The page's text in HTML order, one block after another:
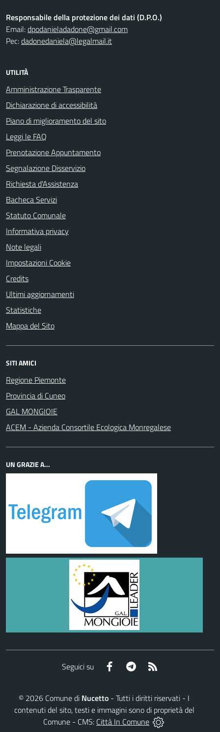
Responsabile della protezione dei dati (D.P.O.)
Email:dpodanieladadone@gmail.com
Pec:dadonedaniela@legalmail.it
UTILITÀ
Amministrazione Trasparente
Dichiarazione di accessibilità
Piano di miglioramento del sito
Leggi le FAQ
Prenotazione Appuntamento
Segnalazione Disservizio
Richiesta d'Assistenza
Bacheca Servizi
Statuto Comunale
Informativa privacy
Note legali
Impostazioni Cookie
Credits
Ultimi aggiornamenti
Statistiche
Mappa del Sito
SITI AMICI
Regione Piemonte
Provincia di Cuneo
GAL MONGIOIE
ACEM - Azienda Consortile Ecologica Monregalese
UN GRAZIE A...
Seguici su Facebook Telegram
© 2026 Comune di Nucetto - Tutti i diritti riservati - I
contenuti del sito, testi e immagini sono di proprietà del
Comune - CMS: Città In Comune